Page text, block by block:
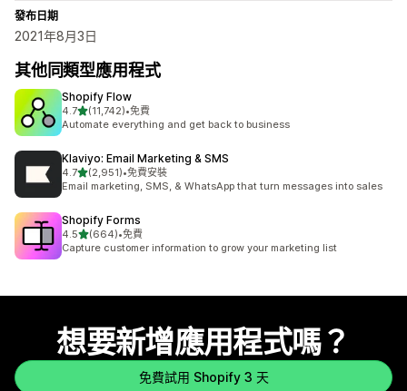
發布日期
2021年8月3日
其他同類型應用程式
Shopify Flow
4.7滿分 5 顆星
(11,742)
共有 11742 則評價
•免費
Automate everything and get back to business
Klaviyo: Email Marketing & SMS
4.7滿分 5 顆星
(2,951)
共有 2951 則評價
•免費安裝
Email marketing, SMS, & WhatsApp that turn messages into sales
Shopify Forms
4.5滿分 5 顆星
(664)
共有 664 則評價
•免費
Capture customer information to grow your marketing list
想要新增應用程式嗎？
免費試用 Shopify 3 天